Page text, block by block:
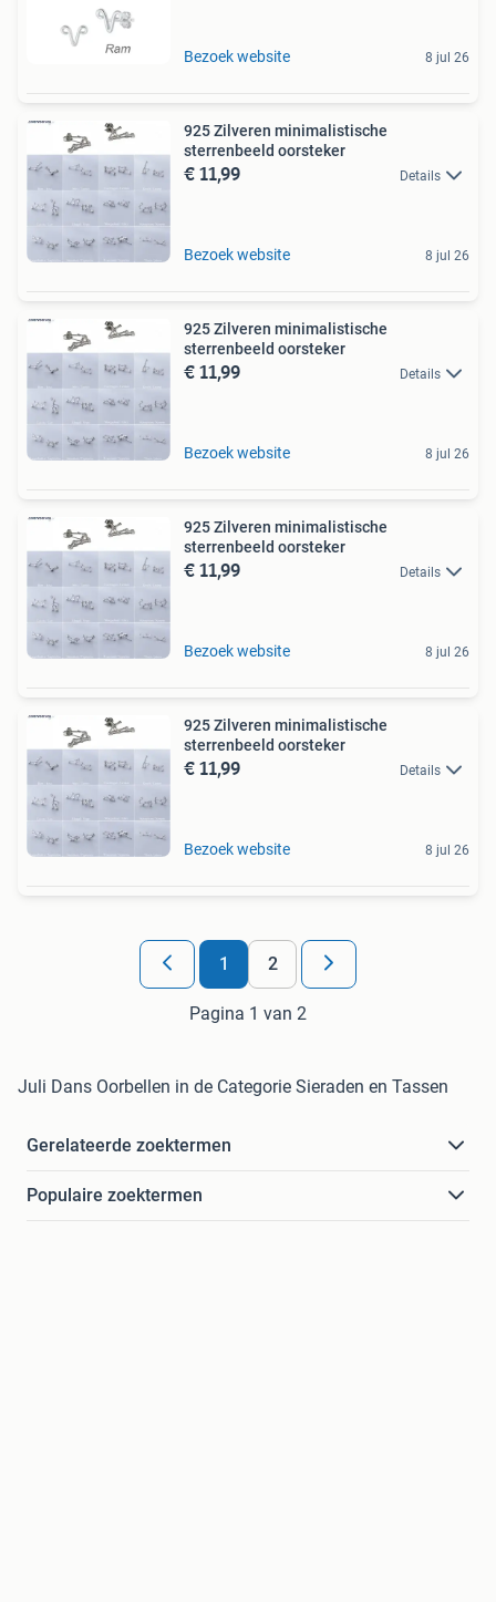
Bezoek website 8 jul 26
925 Zilveren minimalistische
sterrenbeeld oorsteker
€ 11,99 Details
Bezoek website 8 jul 26
925 Zilveren minimalistische
sterrenbeeld oorsteker
€ 11,99 Details
Bezoek website 8 jul 26
925 Zilveren minimalistische
sterrenbeeld oorsteker
€ 11,99 Details
Bezoek website 8 jul 26
925 Zilveren minimalistische
sterrenbeeld oorsteker
€ 11,99 Details
Bezoek website 8 jul 26
1 2
Pagina 1 van 2
Juli Dans Oorbellen in de Categorie Sieraden en Tassen
Gerelateerde zoektermen
Populaire zoektermen